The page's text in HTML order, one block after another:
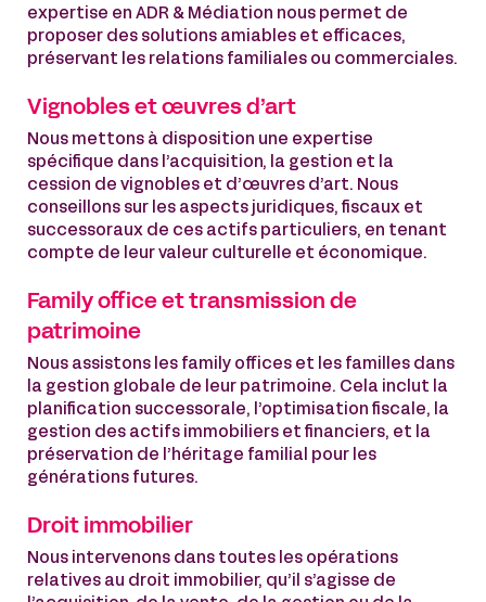
expertise en ADR & Médiation nous permet de
proposer des solutions amiables et efficaces,
préservant les relations familiales ou commerciales.
Vignobles et œuvres d’art
Nous mettons à disposition une expertise
spécifique dans l’acquisition, la gestion et la
cession de vignobles et d’œuvres d’art. Nous
conseillons sur les aspects juridiques, fiscaux et
successoraux de ces actifs particuliers, en tenant
compte de leur valeur culturelle et économique.
Family office et transmission de
patrimoine
Nous assistons les family offices et les familles dans
la gestion globale de leur patrimoine. Cela inclut la
planification successorale, l’optimisation fiscale, la
gestion des actifs immobiliers et financiers, et la
préservation de l’héritage familial pour les
générations futures.
Droit immobilier
Nous intervenons dans toutes les opérations
relatives au droit immobilier, qu’il s’agisse de